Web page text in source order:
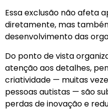
Essa exclusão não afeta
diretamente, mas
desenvolvimento das
Do ponto de vista
atenção aos detalhes,
criatividade — muitas
pessoas autistas — são
perdas de inovação e